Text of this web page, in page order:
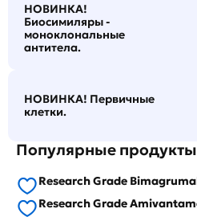
НОВИНКА!
Биосимиляры -
моноклональные
антитела.
НОВИНКА! Первичные
клетки.
Популярные
Research Grade
Research Grade